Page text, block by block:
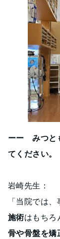
ーー みつと
てください。
岩崎先生：
「当院では
施術はもちろ
骨や骨盤を矯